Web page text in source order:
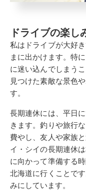
ドライブの楽し
私はドライブが大好
まに出かけます。特
に迷い込んでしまう
見つけた素敵な景色
す。
長期連休には、平日
きます。釣りや旅行
費やし、友人や家族
イ・シイの長期連休
に向かって準備する
北海道に行くことで
みにしています。